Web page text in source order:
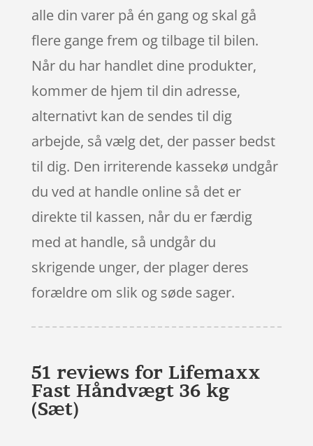
alle din varer på én gang og skal gå
flere gange frem og tilbage til bilen.
Når du har handlet dine produkter,
kommer de hjem til din adresse,
alternativt kan de sendes til dig
arbejde, så vælg det, der passer bedst
til dig. Den irriterende kassekø undgår
du ved at handle online så det er
direkte til kassen, når du er færdig
med at handle, så undgår du
skrigende unger, der plager deres
forældre om slik og søde sager.
51 reviews for Lifemaxx
Fast Håndvægt 36 kg
(Sæt)